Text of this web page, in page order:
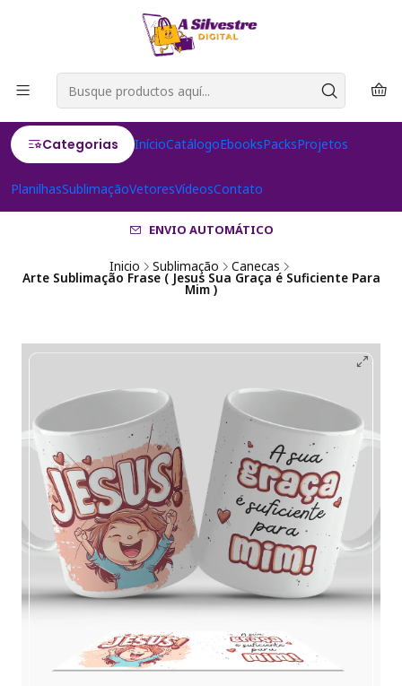
Categorias InícioCatálogoEbooksPacksProjetos
PlanilhasSublimaçãoVetoresVídeosContato
ENVIO AUTOMÁTICO
Inicio Sublimação Canecas
Arte Sublimação Frase ( Jesus Sua Graça é Suficiente Para
Mim )